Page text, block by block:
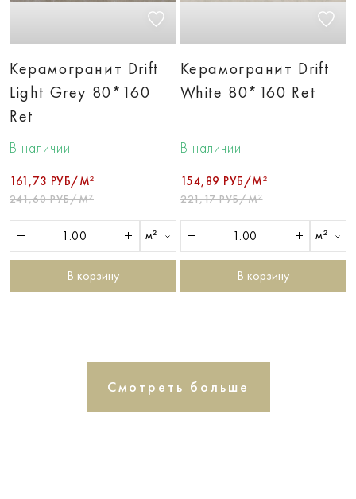
Керамогранит Drift
Light Grey 80*160
Ret
В наличии
161,73 РУБ/М²
241,60 РУБ/М²
м²
В корзину
Керамогранит Drift
White 80*160 Ret
В наличии
154,89 РУБ/М²
221,17 РУБ/М²
м²
В корзину
Смотреть больше